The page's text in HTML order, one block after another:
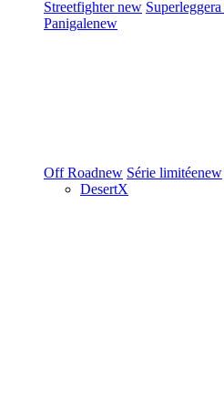
Streetfighternew Superleggera
Panigalenew
Off Roadnew Série limitéenew
DesertX